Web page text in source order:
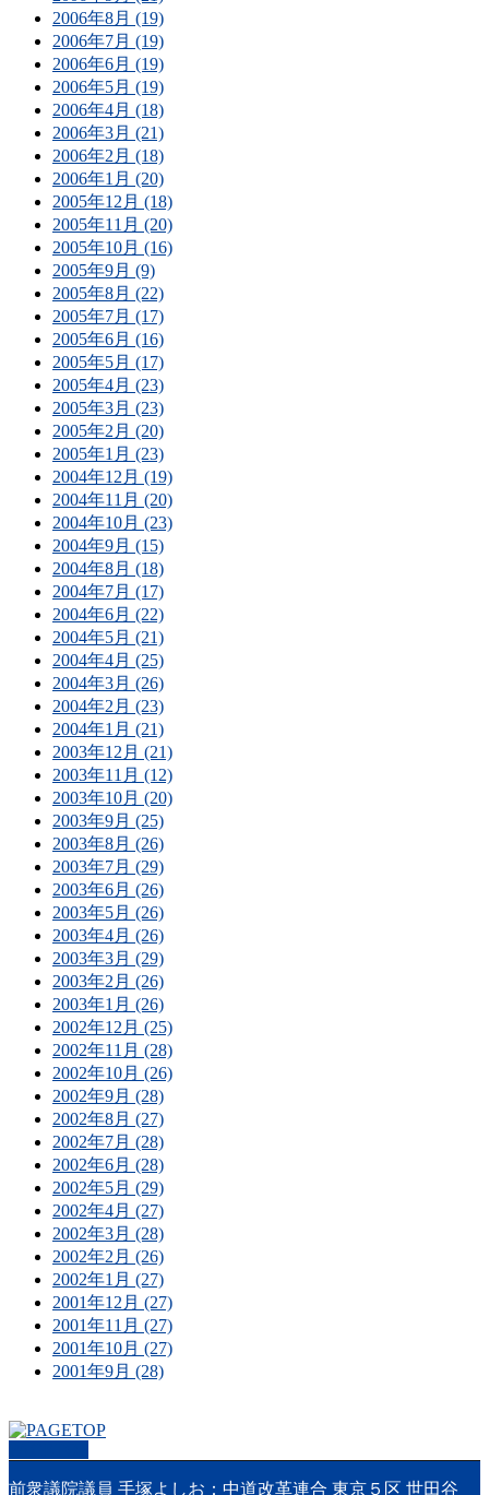
2006年8月 (19)
2006年7月 (19)
2006年6月 (19)
2006年5月 (19)
2006年4月 (18)
2006年3月 (21)
2006年2月 (18)
2006年1月 (20)
2005年12月 (18)
2005年11月 (20)
2005年10月 (16)
2005年9月 (9)
2005年8月 (22)
2005年7月 (17)
2005年6月 (16)
2005年5月 (17)
2005年4月 (23)
2005年3月 (23)
2005年2月 (20)
2005年1月 (23)
2004年12月 (19)
2004年11月 (20)
2004年10月 (23)
2004年9月 (15)
2004年8月 (18)
2004年7月 (17)
2004年6月 (22)
2004年5月 (21)
2004年4月 (25)
2004年3月 (26)
2004年2月 (23)
2004年1月 (21)
2003年12月 (21)
2003年11月 (12)
2003年10月 (20)
2003年9月 (25)
2003年8月 (26)
2003年7月 (29)
2003年6月 (26)
2003年5月 (26)
2003年4月 (26)
2003年3月 (29)
2003年2月 (26)
2003年1月 (26)
2002年12月 (25)
2002年11月 (28)
2002年10月 (26)
2002年9月 (28)
2002年8月 (27)
2002年7月 (28)
2002年6月 (28)
2002年5月 (29)
2002年4月 (27)
2002年3月 (28)
2002年2月 (26)
2002年1月 (27)
2001年12月 (27)
2001年11月 (27)
2001年10月 (27)
2001年9月 (28)
前衆議院議員 手塚よしお：中道改革連合 東京５区 世田谷